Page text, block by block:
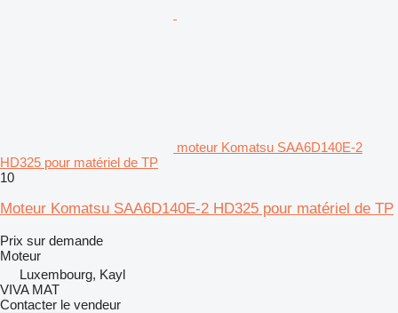
moteur Komatsu SAA6D140E-2
HD325 pour matériel de TP
10
Moteur Komatsu SAA6D140E-2 HD325 pour matériel de TP
Prix sur demande
Moteur
Luxembourg, Kayl
VIVA MAT
Contacter le vendeur